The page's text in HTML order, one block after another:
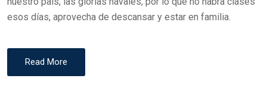
D
O
esos días, aprovecha de descansar y estar en familia.
Read More